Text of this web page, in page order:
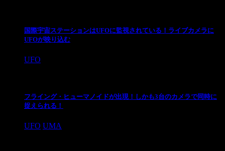
国際宇宙ステーションはUFOに監視されている！ライブカメラに
UFOが映り込む
UFO
フライング・ヒューマノイドが出現！しかも3台のカメラで同時に
捉えられる！
UFO UMA